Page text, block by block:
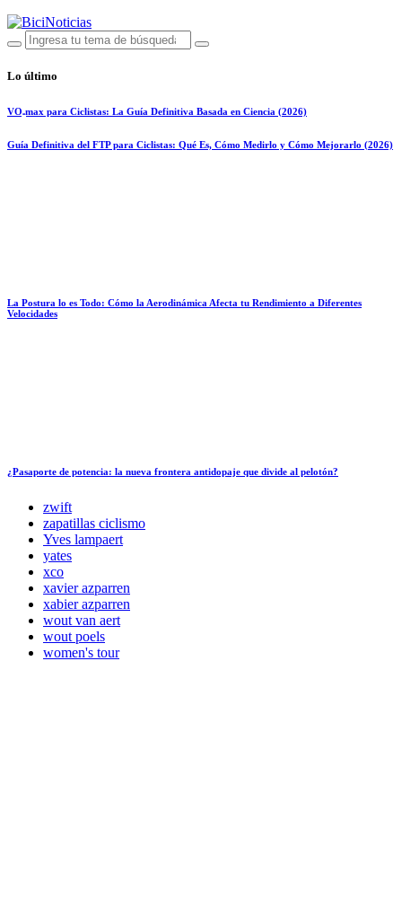
Lo último
VO₂max para Ciclistas: La Guía Definitiva Basada en Ciencia (2026)
Guía Definitiva del FTP para Ciclistas: Qué Es, Cómo Medirlo y Cómo Mejorarlo (2026)
La Postura lo es Todo: Cómo la Aerodinámica Afecta tu Rendimiento a Diferentes
Velocidades
¿Pasaporte de potencia: la nueva frontera antidopaje que divide al pelotón?
zwift
zapatillas ciclismo
Yves lampaert
yates
xco
xavier azparren
xabier azparren
wout van aert
wout poels
women's tour